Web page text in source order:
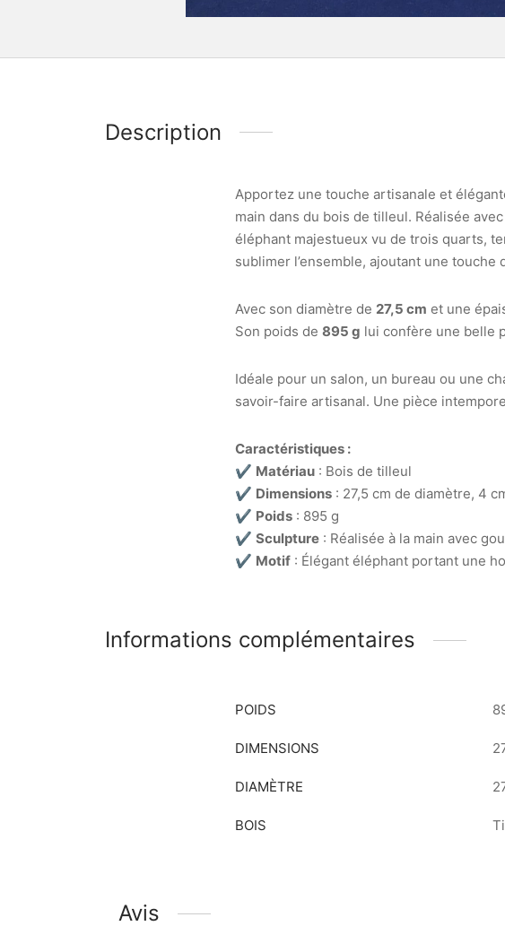
Description
Apportez une touche artisanale et
main dans du bois de tilleul. Réalisée
éléphant majestueux vu de trois quarts,
sublimer l’ensemble, ajoutant une touche
Avec son diamètre de 27,5 cm et une
Son poids de 895 g lui confère une belle
Idéale pour un salon, un bureau ou une
savoir-faire artisanal. Une pièce
Caractéristiques :
✔ Matériau : Bois de tilleul
✔ Dimensions : 27,5 cm de diamètre, 4
✔ Poids : 895 g
✔ Sculpture : Réalisée à la main avec
✔ Motif : Élégant éléphant portant une
Informations complémentaires
POIDS
DIMENSIONS
DIAMÈTRE
BOIS
Avis